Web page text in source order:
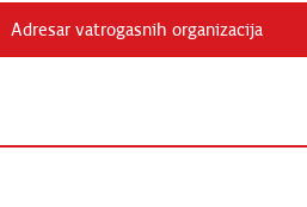
Adresar vatrogasnih organizacija